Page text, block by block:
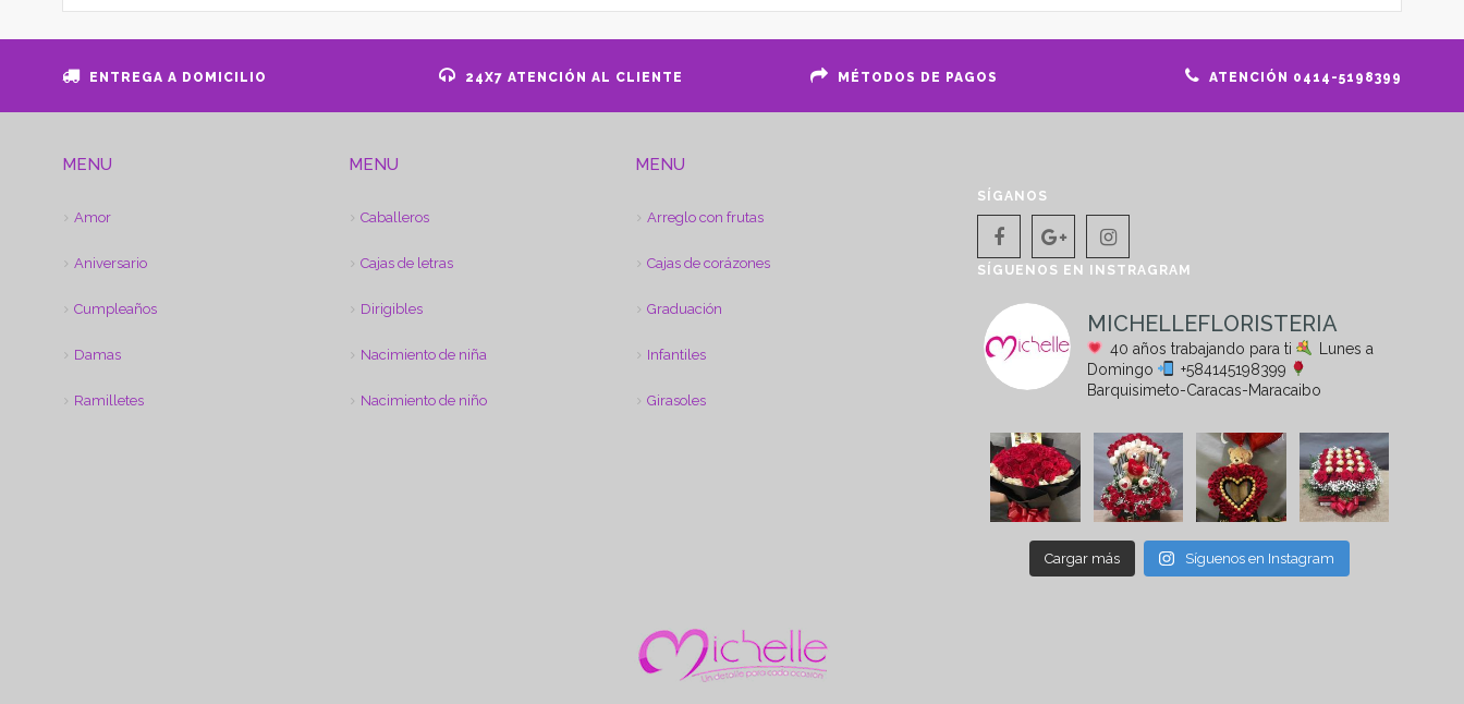
ENTREGA A DOMICILIO 24X7 ATENCIÓN AL CLIENTE MÉTODOS DE PAGOS ATENCIÓN 0414-5198399
MENU
Amor
Aniversario
Cumpleaños
Damas
Ramilletes
MENU
Caballeros
Cajas de letras
Dirigibles
Nacimiento de niña
Nacimiento de niño
MENU
Arreglo con frutas
Cajas de corázones
Graduación
Infantiles
Girasoles
SÍGANOS
SÍGUENOS EN INSTRAGRAM
MICHELLEFLORISTERIA
40 años trabajando para ti
Lunes a
Domingo
+584145198399
Barquisimeto-Caracas-Maracaibo
Cargar más Síguenos en Instagram